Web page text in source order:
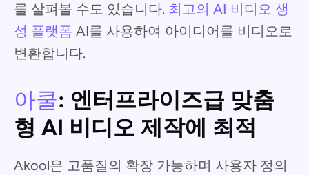
를 살펴볼 수도 있습니다. 최고의 AI 비디오 생
성 플랫폼 AI를 사용하여 아이디어를 비디오로
변환합니다.
아쿨: 엔터프라이즈급 맞춤
형 AI 비디오 제작에 최적
Akool은 고품질의 확장 가능하며 사용자 정의